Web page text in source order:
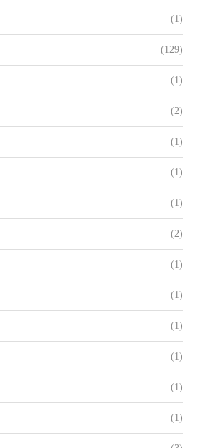
(1)
(129)
(1)
(2)
(1)
(1)
(1)
(2)
(1)
(1)
(1)
(1)
(1)
(1)